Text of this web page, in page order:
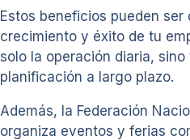
Estos beneficios pueden ser
crecimiento y éxito de tu
solo la operación diaria, sino
planificación a largo plazo.
Además, la Federación
organiza eventos y ferias